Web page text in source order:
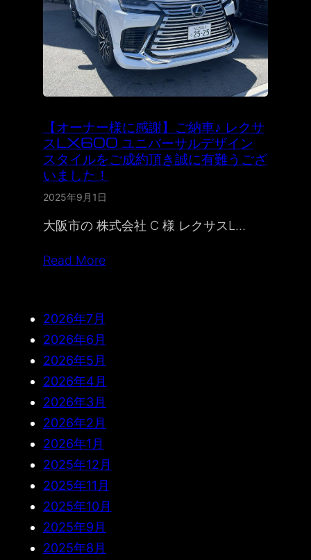
【オーナー様に感謝】ご納車♪ レクサ
スLX600 ユニバーサルデザイン
スタイルをご成約頂き誠に有難うござ
いました！
2025年9月1日
大阪市の 株式会社 C 様 レクサスL…
Read More
2026年7月
2026年6月
2026年5月
2026年4月
2026年3月
2026年2月
2026年1月
2025年12月
2025年11月
2025年10月
2025年9月
2025年8月